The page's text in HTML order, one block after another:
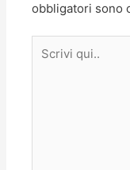
obbligatori sono
qui..